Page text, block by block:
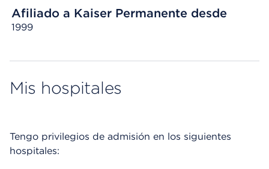
Afiliado a Kaiser Permanente desde
1999
Mis hospitales
Tengo privilegios de admisión en los siguientes
hospitales: